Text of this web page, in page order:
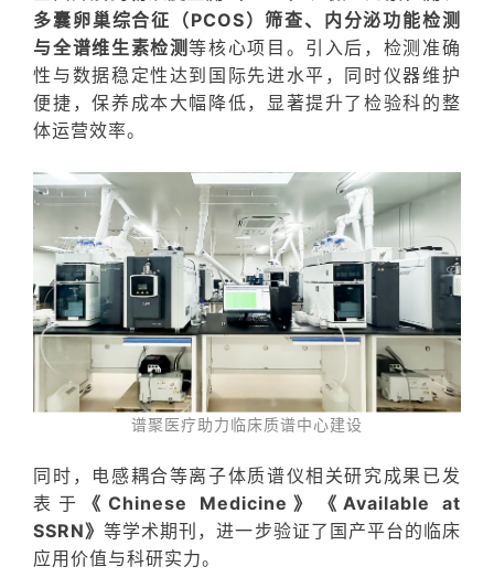
多囊卵巢综合征（PCOS）筛查、内分泌功能检测
与全谱维生素检测等核心项目。引入后，检测准确
性与数据稳定性达到国际先进水平，同时仪器维护
便捷，保养成本大幅降低，显著提升了检验科的整
体运营效率。
谱聚医疗助力临床质谱中心建设
同时，电感耦合等离子体质谱仪相关研究成果已发
表于
《Chinese Medicine》《Available at
SSRN》等学术期刊，进一步验证了国产平台的临床
应用价值与科研实力。